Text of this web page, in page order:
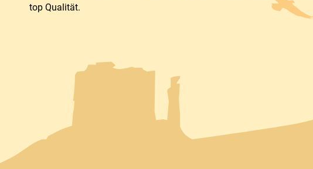
top Qualität.